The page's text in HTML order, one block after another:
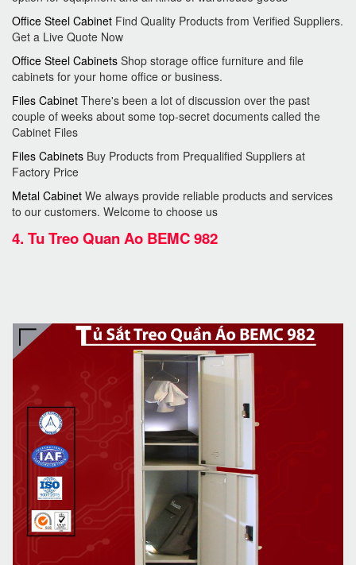
Office Steel Cabinet Find Quality Products from Verified Suppliers.
Get a Live Quote Now
Office Steel Cabinets Shop storage office furniture and file
cabinets for your home office or business.
Files Cabinet There's been a lot of discussion over the past
couple of weeks about some top-secret documents called the
Cabinet Files
Files Cabinets Buy Products from Prequalified Suppliers at
Factory Price
Metal Cabinet We always provide reliable products and services
to our customers. Welcome to choose us
4. Tu Treo Quan Ao BEMC 982